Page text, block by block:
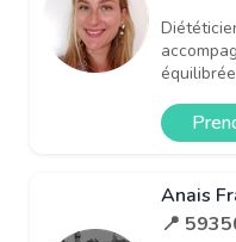
Anais
📍